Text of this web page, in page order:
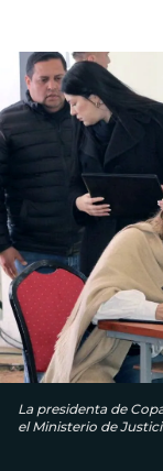
La presidenta de
el Ministerio de